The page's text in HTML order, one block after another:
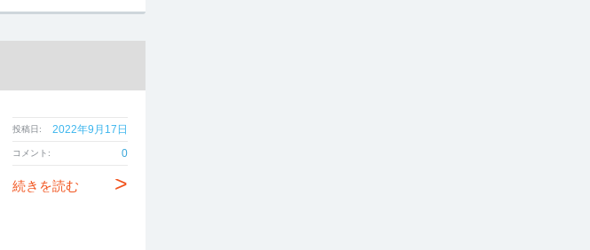
投稿日: 2022年9月17日
コメント: 0
続きを読む >